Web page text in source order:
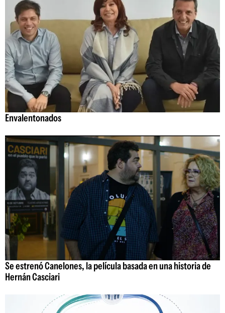
Envalentonados
Se estrenó Canelones, la película basada en una historia de
Hernán Casciari